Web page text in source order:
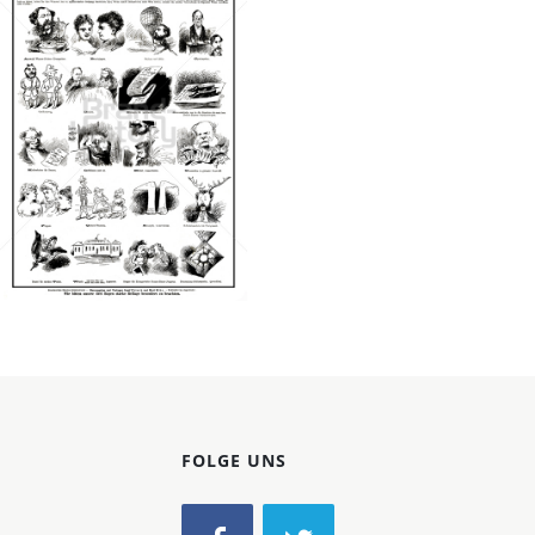
Konzerne
Epoche
WALDEK WAGNER &
BENDA, WIEN
WALDEK WAGNER &
BENDA, WIEN
1871
Bild-ID: 42114
FOLGE UNS